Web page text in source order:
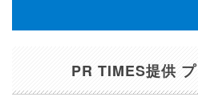
PR TIMES提供